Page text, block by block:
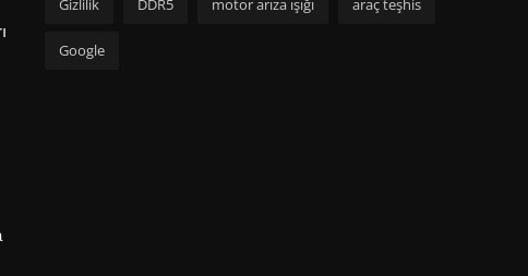
Gizlilik DDR5 motor arıza ışığı araç teşhis
Google